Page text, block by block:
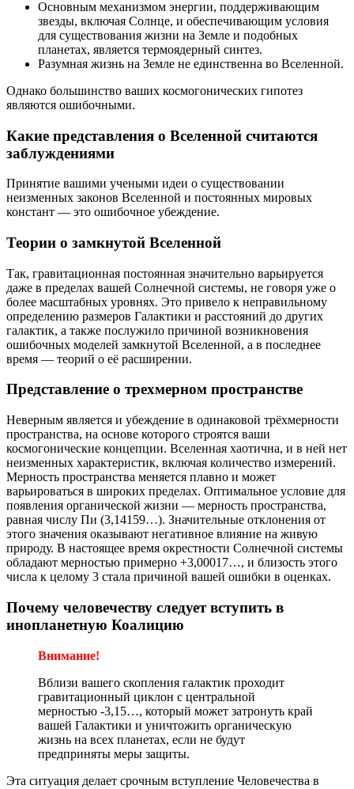
Основным механизмом энергии, поддерживающим
звезды, включая Солнце, и обеспечивающим условия
для существования жизни на Земле и подобных
планетах, является термоядерный синтез.
Разумная жизнь на Земле не единственна во Вселенной.
Однако большинство ваших космогонических гипотез
являются ошибочными.
Какие представления о Вселенной считаются
заблуждениями
Принятие вашими учеными идеи о существовании
неизменных законов Вселенной и постоянных мировых
констант — это ошибочное убеждение.
Теории о замкнутой Вселенной
Так, гравитационная постоянная значительно варьируется
даже в пределах вашей Солнечной системы, не говоря уже о
более масштабных уровнях. Это привело к неправильному
определению размеров Галактики и расстояний до других
галактик, а также послужило причиной возникновения
ошибочных моделей замкнутой Вселенной, а в последнее
время — теорий о её расширении.
Представление о трехмерном пространстве
Неверным является и убеждение в одинаковой трёхмерности
пространства, на основе которого строятся ваши
космогонические концепции. Вселенная хаотична, и в ней нет
неизменных характеристик, включая количество измерений.
Мерность пространства меняется плавно и может
варьироваться в широких пределах. Оптимальное условие для
появления органической жизни — мерность пространства,
равная числу Пи (3,14159…). Значительные отклонения от
этого значения оказывают негативное влияние на живую
природу. В настоящее время окрестности Солнечной системы
обладают мерностью примерно +3,00017…, и близость этого
числа к целому 3 стала причиной вашей ошибки в оценках.
Почему человечеству следует вступить в
инопланетную Коалицию
Внимание!
Вблизи вашего скопления галактик проходит
гравитационный циклон с центральной
мерностью -3,15…, который может затронуть край
вашей Галактики и уничтожить органическую
жизнь на всех планетах, если не будут
предприняты меры защиты.
Эта ситуация делает срочным вступление Человечества в